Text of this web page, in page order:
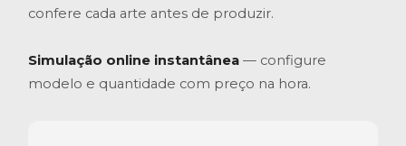
confere cada arte antes de produzir.
Simulação online instantânea — configure
modelo e quantidade com preço na hora.